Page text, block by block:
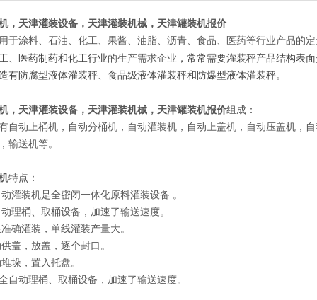
，天津灌装设备，天津灌装机械，天津罐装机报价
于涂料、石油、化工、果酱、油脂、沥青、食品、医药等行业产品的
、医药制药和化工行业的生产需求企业 ，常常需要灌装秤产品结构表
有防腐型液体灌装秤、食品级液体灌装秤和防爆型液体灌装秤。
，天津灌装设备，天津灌装机械，天津罐装机报价组成：
自动上桶机，自动分桶机，自动灌装机，自动上盖机，自动压盖机，
输送机等。
特点：
机是全密闭一体化原料灌装设备 。
、取桶设备，加速了输送速度。
灌装，单线灌装产量大。
，放盖，逐个封口。
，置入托盘。
自动理桶、取桶设备，加速了输送速度。